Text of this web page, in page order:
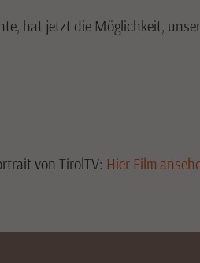
hat jetzt die Möglichkeit,
von TirolTV: Hier Film